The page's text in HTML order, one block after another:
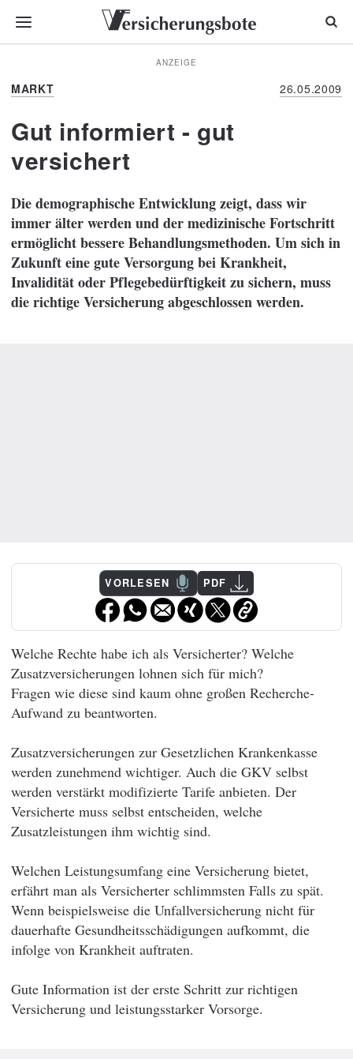
ANZEIGE
MARKT 26.05.2009
Gut informiert - gut
versichert
Die demographische Entwicklung zeigt, dass wir
immer älter werden und der medizinische Fortschritt
ermöglicht bessere Behandlungsmethoden. Um sich in
Zukunft eine gute Versorgung bei Krankheit,
Invalidität oder Pflegebedürftigkeit zu sichern, muss
die richtige Versicherung abgeschlossen werden.
VORLESEN PDF
Welche Rechte habe ich als Versicherter? Welche
Zusatzversicherungen lohnen sich für mich?
Fragen wie diese sind kaum ohne großen Recherche-
Aufwand zu beantworten.
Zusatzversicherungen zur Gesetzlichen Krankenkasse
werden zunehmend wichtiger. Auch die GKV selbst
werden verstärkt modifizierte Tarife anbieten. Der
Versicherte muss selbst entscheiden, welche
Zusatzleistungen ihm wichtig sind.
Welchen Leistungsumfang eine Versicherung bietet,
erfährt man als Versicherter schlimmsten Falls zu spät.
Wenn beispielsweise die Unfallversicherung nicht für
dauerhafte Gesundheitsschädigungen aufkommt, die
infolge von Krankheit auftraten.
Gute Information ist der erste Schritt zur richtigen
Versicherung und leistungsstarker Vorsorge.